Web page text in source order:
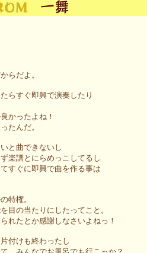
らだよ。
らすぐ即興で演奏したり
かったよね！
たんだ。
と曲できないし
楽譜とにらめっこしてるし
すぐに即興で曲を作る事は
特権。
目の当たりにしたってこと。
れたとか感謝しなさいよねっ！
付けも終わったし